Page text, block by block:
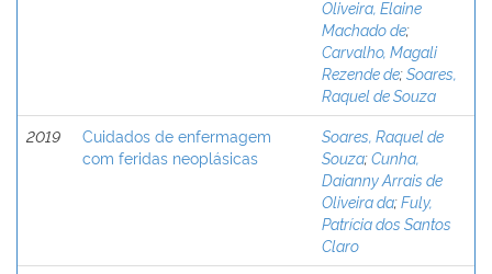
Oliveira, Elaine
Machado de;
Carvalho, Magali
Rezende de;Soares,
Raquel de Souza
2019
Cuidados de enfermagem
com feridas neoplásicas
Soares, Raquel de
Souza;Cunha,
Daianny Arrais de
Oliveira da;Fuly,
Patrícia dos Santos
Claro